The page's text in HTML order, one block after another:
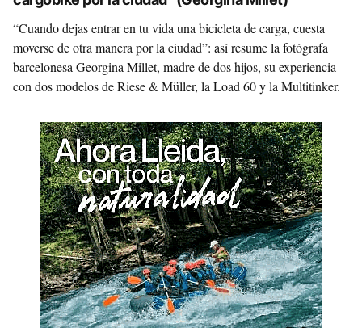
“Cuando dejas entrar en tu vida una bicicleta de carga, cuesta
moverse de otra manera por la ciudad”: así resume la fotógrafa
barcelonesa Georgina Millet, madre de dos hijos, su experiencia
con dos modelos de Riese & Müller, la Load 60 y la Multitinker.